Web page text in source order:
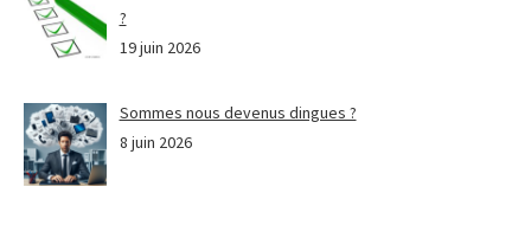
?
19 juin 2026
Sommes nous devenus dingues ?
8 juin 2026